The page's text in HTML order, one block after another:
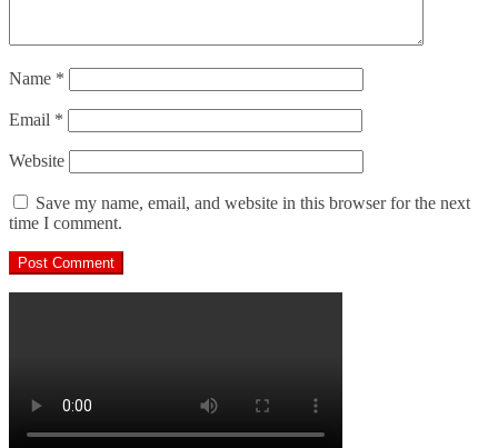
Name *
Email *
Website
Save my name, email, and website in this browser for the next
time I comment.